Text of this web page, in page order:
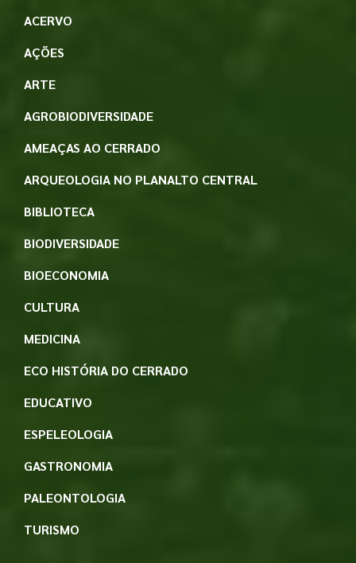
ACERVO
AÇÕES
ARTE
AGROBIODIVERSIDADE
AMEAÇAS AO CERRADO
ARQUEOLOGIA NO PLANALTO CENTRAL
BIBLIOTECA
BIODIVERSIDADE
BIOECONOMIA
CULTURA
MEDICINA
ECO HISTÓRIA DO CERRADO
EDUCATIVO
ESPELEOLOGIA
GASTRONOMIA
PALEONTOLOGIA
TURISMO